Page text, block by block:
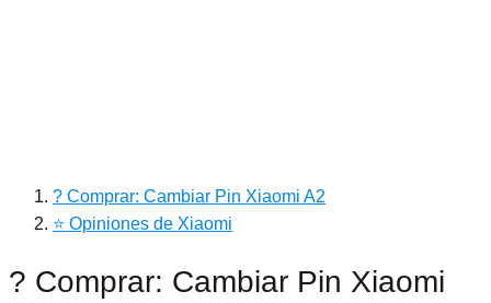
? Comprar: Cambiar Pin Xiaomi A2
⭐ Opiniones de Xiaomi
? Comprar: Cambiar Pin Xiaomi